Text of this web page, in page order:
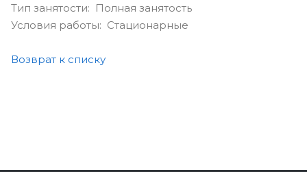
Тип занятости: Полная занятость
Условия работы: Стационарные
Возврат к списку